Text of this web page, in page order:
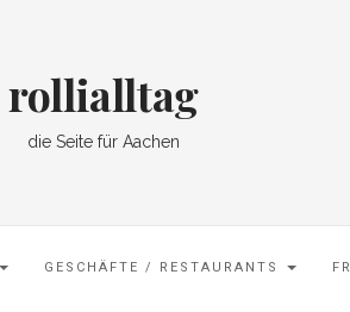
rollialltag
die Seite für Aachen
GESCHÄFTE / RESTAURANTS